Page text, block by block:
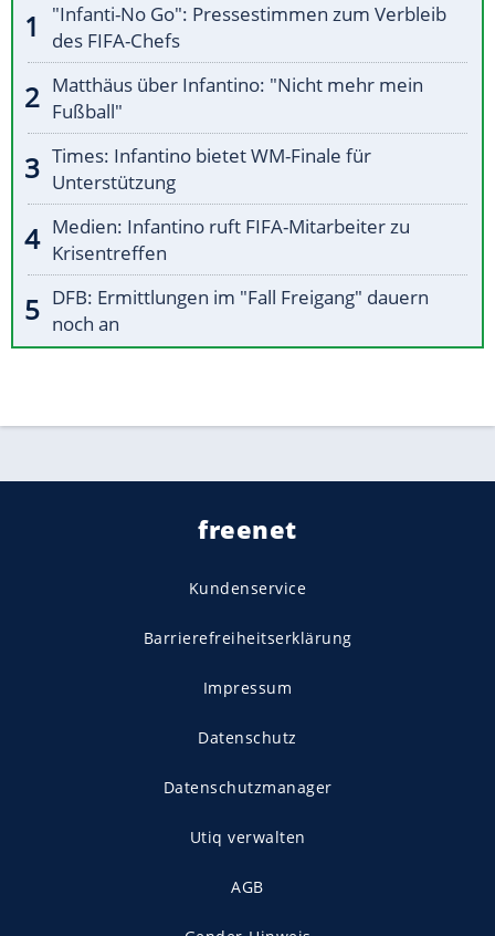
"Infanti-No Go": Pressestimmen zum Verbleib
des FIFA-Chefs
Matthäus über Infantino: "Nicht mehr mein
Fußball"
Times: Infantino bietet WM-Finale für
Unterstützung
Medien: Infantino ruft FIFA-Mitarbeiter zu
Krisentreffen
DFB: Ermittlungen im "Fall Freigang" dauern
noch an
freenet
Kundenservice
Barrierefreiheitserklärung
Impressum
Datenschutz
Datenschutzmanager
Utiq verwalten
AGB